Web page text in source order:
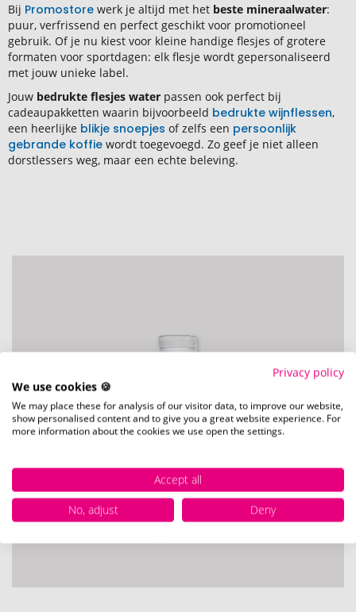
Bij Promostore werk je altijd met het beste mineraalwater:
puur, verfrissend en perfect geschikt voor promotioneel
gebruik. Of je nu kiest voor kleine handige flesjes of grotere
formaten voor sportdagen: elk flesje wordt gepersonaliseerd
met jouw unieke label.
Jouw bedrukte flesjes water passen ook perfect bij
cadeaupakketten waarin bijvoorbeeld bedrukte wijnflessen,
een heerlijke blikje snoepjes of zelfs een persoonlijk
gebrande koffie wordt toegevoegd. Zo geef je niet alleen
dorstlessers weg, maar een echte beleving.
Privacy policy
We use cookies 🍪
We may place these for analysis of our visitor data, to improve our website,
show personalised content and to give you a great website experience. For
more information about the cookies we use open the settings.
Accept all
No, adjust
Deny